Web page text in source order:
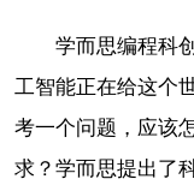
学而思编程科
工智能正在给这个
考一个问题，应该
求？学而思提出了